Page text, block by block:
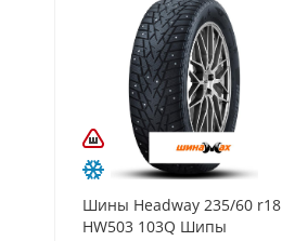
Шины Headway 235/60 r18
HW503 103Q Шипы